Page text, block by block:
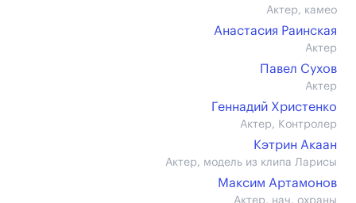
Актер, камео
Анастасия Раинская
Актер
Павел Сухов
Актер
Геннадий Христенко
Актер, Контролер
Кэтрин Акаан
Актер, модель из клипа Ларисы
Максим Артамонов
Актер, нач. охраны